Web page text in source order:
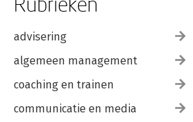
advisering
algemeen management
coaching en trainen
communicatie en media